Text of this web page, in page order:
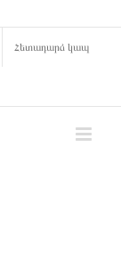
Հետադարձ կապ